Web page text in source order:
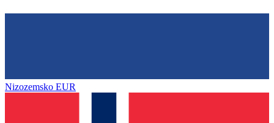
Nizozemsko EUR